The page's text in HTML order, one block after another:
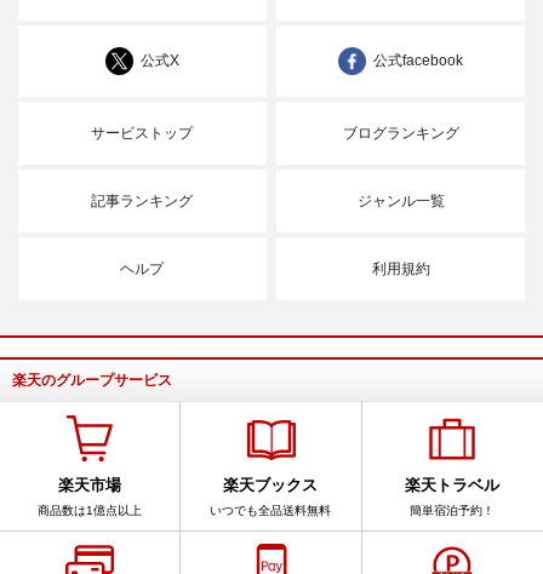
公式X 公式facebook
サービストップ ブログランキング
記事ランキング ジャンル一覧
ヘルプ 利用規約
楽天のグループサービス
楽天市場
商品数は1億点以上
楽天ブックス
いつでも全品送料無料
楽天トラベル
簡単宿泊予約！